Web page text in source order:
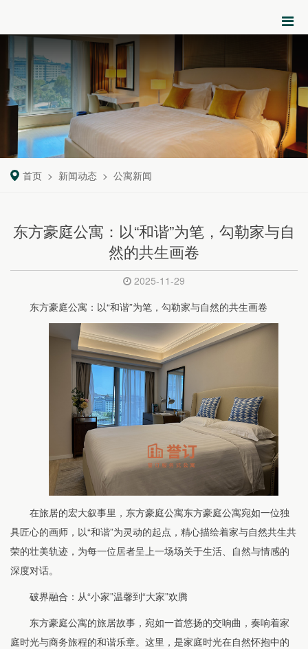
首页 新闻动态 公寓新闻
东方豪庭公寓：以“和谐”为笔，勾勒家与自
然的共生画卷
2025-11-29
东方豪庭公寓：以“和谐”为笔，勾勒家与自然的共生画卷
在旅居的宏大叙事里，东方豪庭公寓东方豪庭公寓宛如一位独
具匠心的画师，以“和谐”为灵动的起点，精心描绘着家与自然共生共
荣的壮美轨迹，为每一位居者呈上一场场关于生活、自然与情感的
深度对话。
破界融合：从“小家”温馨到“大家”欢腾
东方豪庭公寓的旅居故事，宛如一首悠扬的交响曲，奏响着家
庭时光与商务旅程的和谐乐章。这里，是家庭时光在自然怀抱中的